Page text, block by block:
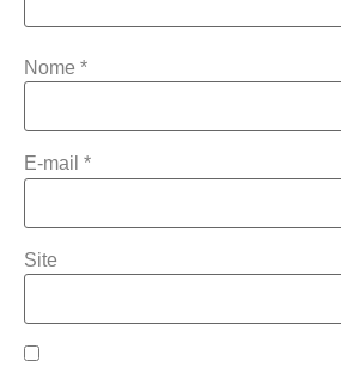
Nome *
E-mail *
Site